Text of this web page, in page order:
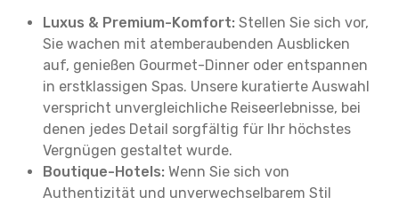
Luxus & Premium-Komfort: Stellen Sie sich vor,
Sie wachen mit atemberaubenden Ausblicken
auf, genießen Gourmet-Dinner oder entspannen
in erstklassigen Spas. Unsere kuratierte Auswahl
verspricht unvergleichliche Reiseerlebnisse, bei
denen jedes Detail sorgfältig für Ihr höchstes
Vergnügen gestaltet wurde.
Boutique-Hotels: Wenn Sie sich von
Authentizität und unverwechselbarem Stil